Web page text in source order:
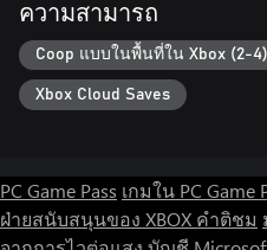
Animals of all shapes and sizes
or not! Monkeys, dogs, cats
it! They’re all eager to suit up and
Bananas are the space food of
beating the time scores, and if
some new buddies!
ความสามารถ
Coop แบบในพื้นที่ใน Xbox (2-4)
Xbox Cloud Saves
PC Game Pass เกมใน PC Game
ฝ่ายสนับสนุนของ XBOX คำติชม